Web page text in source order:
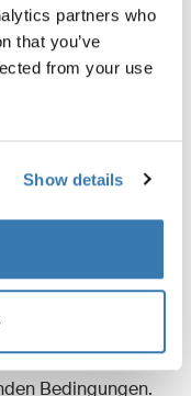
partners who
that you’ve
from your use
Show details
Konstruktion
den Anhänger in
das Fahrverhalten
und
im
und Sonne
Bedingungen.